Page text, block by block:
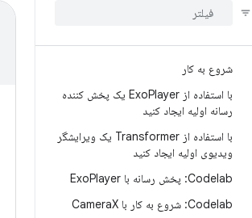
شروع به کار
با استفاده از Exo
Player یک پخش کننده
رسانه اولیه ایجاد کنید
با استفاده از Transformer یک ویرایشگر
ویدیوی اولیه ایجاد کنید
Codelab: پخش رسانه با Exo
Player
Codelab: شروع به کار با Camera
X